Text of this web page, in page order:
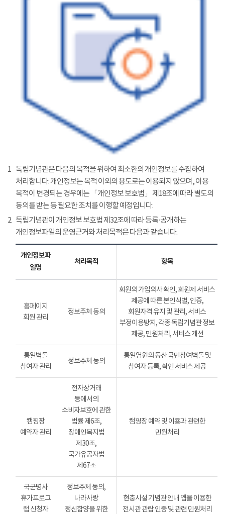
1 독립기념관은 다음의 목적을 위하여 최소한의 개인정보를 수집하여
처리합니다. 개인정보는 목적 이외의 용도로는 이용되지 않으며, 이용
목적이 변경되는 경우에는 「개인정보 보호법」 제18조에 따라 별도의
동의를 받는 등 필요한 조치를 이행할 예정입니다.
2 독립기념관이 개인정보 보호법 제32조에 따라 등록·공개하는
개인정보파일의 운영근거와 처리목적은 다음과 같습니다.
개인정보파
일명
처리목적 항목
홈페이지
회원 관리
정보주체 동의
회원의 가입의사 확인, 회원제 서비스
제공에 따른 본인식별, 인증,
회원자격 유지 및 관리, 서비스
부정이용방지, 각종 독립기념관 정보
제공, 민원처리, 서비스 개선
통일벽돌
참여자 관리
정보주체 동의
통일염원의 동산 국민참여벽돌 및
참여자 등록, 확인 서비스 제공
캠핑장
예약자 관리
전자상거래
등에서의
소비자보호에 관한
법률 제6조,
장애인복지법
제30조,
국가유공자법
제67조
캠핑장 예약 및 이용과 관련한
민원처리
국군병사
휴가프로그
램 신청자
정보주체 동의,
나라사랑
정신함양을 위한
현충시설 기념관 안내 앱을 이용한
전시관 관람 인증 및 관련 민원처리